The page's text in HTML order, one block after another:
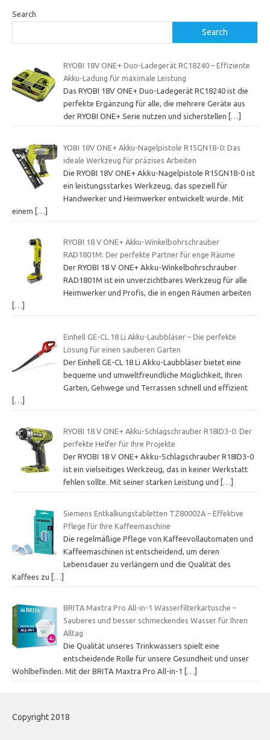
Search
Search
RYOBI 18V ONE+ Duo-Ladegerät RC18240 – Effiziente
Akku-Ladung für maximale Leistung
Das RYOBI 18V ONE+ Duo-Ladegerät RC18240 ist die
perfekte Ergänzung für alle, die mehrere Geräte aus
der RYOBI ONE+ Serie nutzen und sicherstellen
[…]
YOBI 18V ONE+ Akku-Nagelpistole R15GN18-0: Das
ideale Werkzeug für präzises Arbeiten
Die RYOBI 18V ONE+ Akku-Nagelpistole R15GN18-0 ist
ein leistungsstarkes Werkzeug, das speziell für
Handwerker und Heimwerker entwickelt wurde. Mit
einem […]
RYOBI 18 V ONE+ Akku-Winkelbohrschrauber
RAD1801M: Der perfekte Partner für enge Räume
Der RYOBI 18 V ONE+ Akku-Winkelbohrschrauber
RAD1801M ist ein unverzichtbares Werkzeug für alle
Heimwerker und Profis, die in engen Räumen arbeiten
[…]
Einhell GE-CL 18 Li Akku-Laubbläser – Die perfekte
Lösung für einen sauberen Garten
Der Einhell GE-CL 18 Li Akku-Laubbläser bietet eine
bequeme und umweltfreundliche Möglichkeit, Ihren
Garten, Gehwege und Terrassen schnell und effizient
[…]
RYOBI 18 V ONE+ Akku-Schlagschrauber R18ID3-0: Der
perfekte Helfer für Ihre Projekte
Der RYOBI 18 V ONE+ Akku-Schlagschrauber R18ID3-0
ist ein vielseitiges Werkzeug, das in keiner Werkstatt
fehlen sollte. Mit seiner starken Leistung und
[…]
Siemens Entkalkungstabletten TZ80002A – Effektive
Pflege für Ihre Kaffeemaschine
Die regelmäßige Pflege von Kaffeevollautomaten und
Kaffeemaschinen ist entscheidend, um deren
Lebensdauer zu verlängern und die Qualität des
Kaffees zu […]
BRITA Maxtra Pro All-in-1 Wasserfilterkartusche –
Sauberes und besser schmeckendes Wasser für Ihren
Alltag
Die Qualität unseres Trinkwassers spielt eine
entscheidende Rolle für unsere Gesundheit und unser
Wohlbefinden. Mit der BRITA Maxtra Pro All-in-1
[…]
Copyright 2018